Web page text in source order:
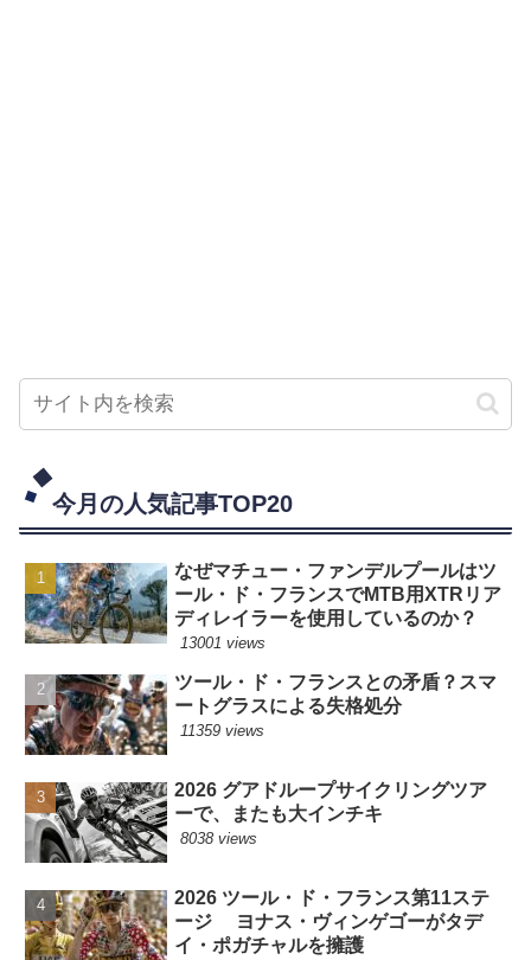
今月の人気記事TOP20
なぜマチュー・ファンデルプールはツ
ール・ド・フランスでMTB用XTRリア
ディレイラーを使用しているのか？
13001 views
ツール・ド・フランスとの矛盾？スマ
ートグラスによる失格処分
11359 views
2026 グアドループサイクリングツア
ーで、またも大インチキ
8038 views
2026 ツール・ド・フランス第11ステ
ージ ヨナス・ヴィンゲゴーがタデ
イ・ポガチャルを擁護